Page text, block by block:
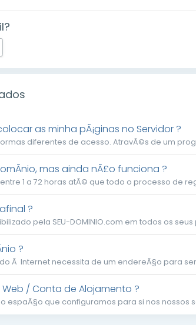
as minha pÃ¡ginas no Servidor ?
diferentes de acesso. AtravÃ©s de um
mas ainda nÃ£o funciona ?
1 a 72 horas atÃ© que todo o processo de
?
pela SEU-DOMINIO.com em todos os
?
Ã Internet necessita de um endereÃ§o para
/ Conta de Alojamento ?
espaÃ§o que configuramos para si nos nossos